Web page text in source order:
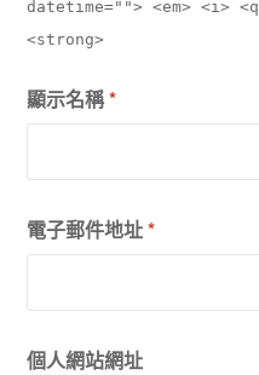
datetime=""> <em> <i>
<strong>
顯示名稱*
電子郵件地址*
個人網站網址